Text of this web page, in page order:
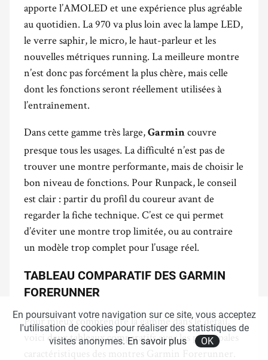
apporte l’AMOLED et une expérience plus agréable
au quotidien. La 970 va plus loin avec la lampe LED,
le verre saphir, le micro, le haut-parleur et les
nouvelles métriques running. La meilleure montre
n’est donc pas forcément la plus chère, mais celle
dont les fonctions seront réellement utilisées à
l’entraînement.
Dans cette gamme très large, Garmin couvre
presque tous les usages. La difficulté n’est pas de
trouver une montre performante, mais de choisir le
bon niveau de fonctions. Pour Runpack, le conseil
est clair : partir du profil du coureur avant de
regarder la fiche technique. C’est ce qui permet
d’éviter une montre trop limitée, ou au contraire
un modèle trop complet pour l’usage réel.
TABLEAU COMPARATIF DES GARMIN
FORERUNNER
Pour mieux comprendre la gamme dans le détail,
voici deux tableaux comparatifs avec les principales
En poursuivant votre navigation sur ce site, vous acceptez
l'utilisation de cookies pour réaliser des statistiques de
visites anonymes. En savoir plus OK